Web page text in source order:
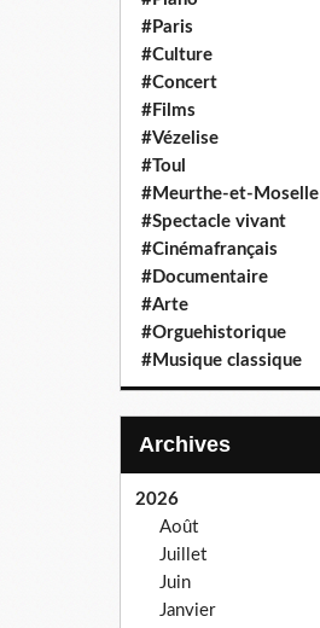
#Paris
#Culture
#Concert
#Films
#Vézelise
#Toul
#Meurthe-et-Moselle
#Spectacle vivant
#Cinémafrançais
#Documentaire
#Arte
#Orguehistorique
#Musique classique
Archives
2026
Août
Juillet
Juin
Janvier